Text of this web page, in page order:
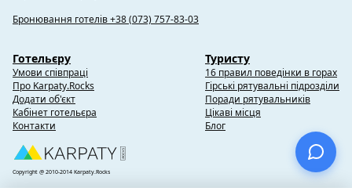
Бронювання готелів +38 (073) 757-83-03
Готельєру
Умови співпраці
Про Karpaty.Rocks
Додати об'єкт
Кабінет готельєра
Контакти
Туристу
16 правил поведінки в горах
Гірські рятувальні підрозділи
Поради рятувальників
Цікаві місця
Блог
Copyright @ 2010-2014 Karpaty.Rocks